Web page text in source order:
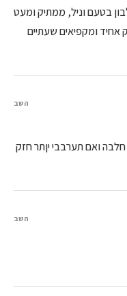
2 כוס אבקת חלבון בטעם וניל, ממתיק ומעט
ומקפיאים שעתיים
ואם תערבבי יןתר חזק
השב
השב